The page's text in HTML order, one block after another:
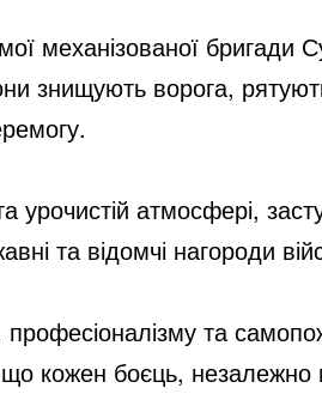
d
o
механізованої бригади
знищують ворога,
урочистій атмосфері,
та відомчі нагороди
професіоналізму та
кожен боєць, незалежно